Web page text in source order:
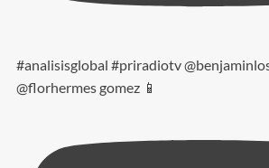
#analisisglobal #priradiotv
@florhermes gomez 📱